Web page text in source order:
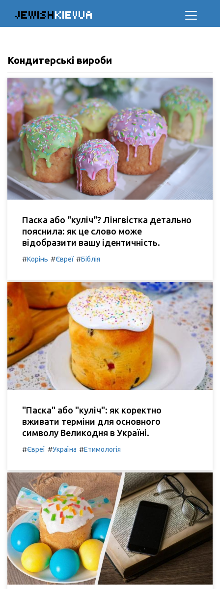
JEWISHKIEVUA
Кондитерські вироби
Паска або "куліч"? Лінгвістка детально
пояснила: як це слово може
відобразити вашу ідентичність.
#Корінь #Євреї #Біблія
"Паска" або "куліч": як коректно
вживати терміни для основного
символу Великодня в Україні.
#Євреї #Україна #Етимологія